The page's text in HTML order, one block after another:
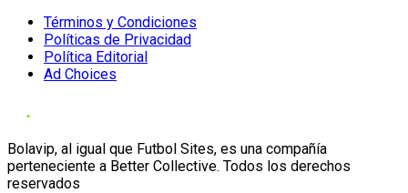
Términos y Condiciones
Políticas de Privacidad
Política Editorial
Ad Choices
Bolavip, al igual que Futbol Sites, es una compañía
perteneciente a Better Collective. Todos los derechos
reservados